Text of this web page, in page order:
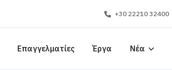
+30 22210 32400
Επαγγελματίες Έργα Νέα